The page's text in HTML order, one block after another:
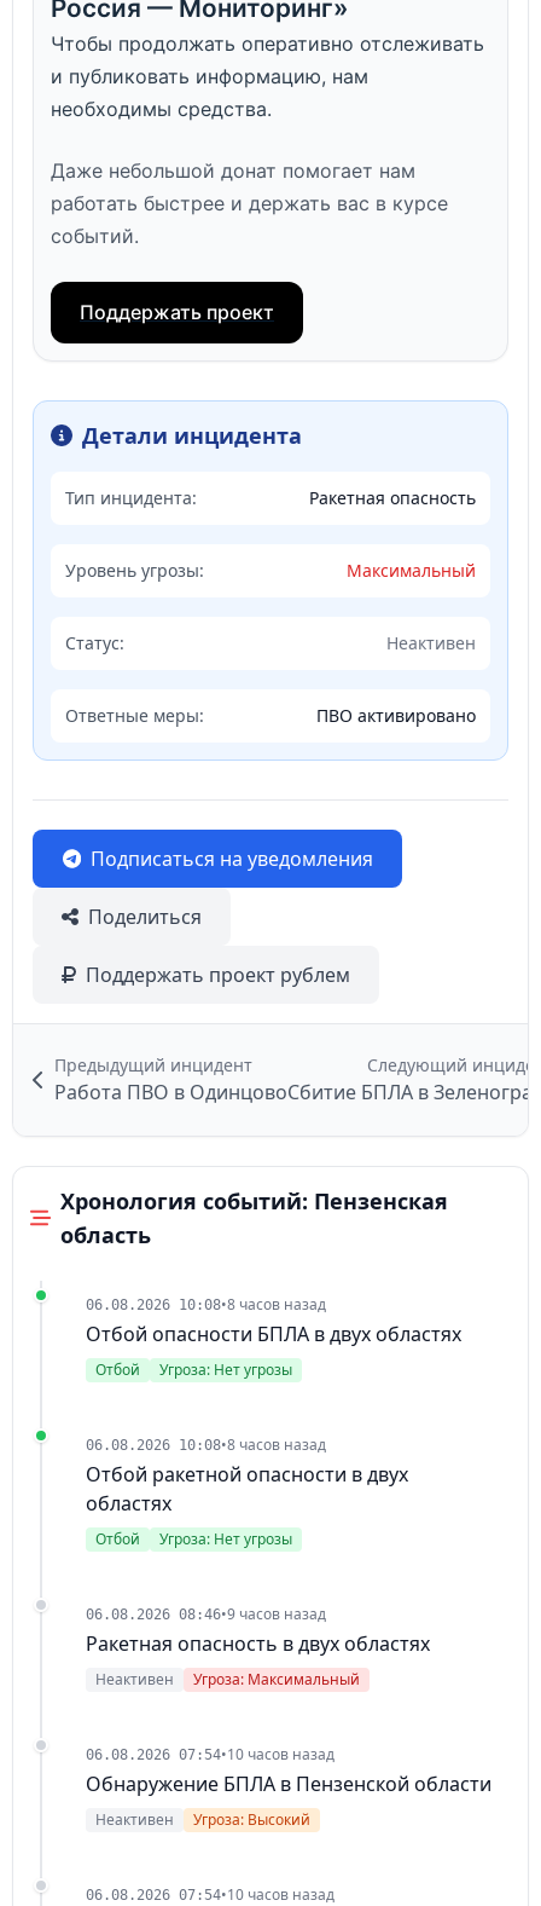
Россия — Мониторинг»
Чтобы продолжать оперативно отслеживать
и публиковать информацию, нам
необходимы средства.
Даже небольшой донат помогает нам
работать быстрее и держать вас в курсе
событий.
Поддержать проект
Детали инцидента
Тип инцидента: Ракетная опасность
Уровень угрозы: Максимальный
Статус: Неактивен
Ответные меры: ПВО активировано
Подписаться на уведомления
Поделиться
Поддержать проект рублем
Предыдущий инцидент
Работа ПВО в Одинцово
Следующий
Сбитие БПЛА в
Хронология событий: Пензенская
область
06.08.2026 10:08•8 часов назад
Отбой опасности БПЛА в двух областях
Отбой Угроза: Нет угрозы
06.08.2026 10:08•8 часов назад
Отбой ракетной опасности в двух
областях
Отбой Угроза: Нет угрозы
06.08.2026 08:46•9 часов назад
Ракетная опасность в двух областях
Неактивен Угроза: Максимальный
06.08.2026 07:54•10 часов назад
Обнаружение БПЛА в Пензенской области
Неактивен Угроза: Высокий
06.08.2026 07:54•10 часов назад